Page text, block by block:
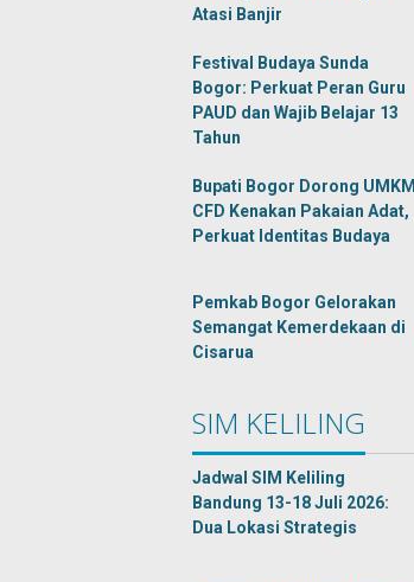
Atasi Banjir
Festival Budaya Sunda
Bogor: Perkuat Peran Guru
PAUD dan Wajib Belajar 13
Tahun
Bupati Bogor Dorong UMKM
CFD Kenakan Pakaian Adat,
Perkuat Identitas Budaya
Pemkab Bogor Gelorakan
Semangat Kemerdekaan di
Cisarua
SIM KELILING
Jadwal SIM Keliling
Bandung 13-18 Juli 2026:
Dua Lokasi Strategis